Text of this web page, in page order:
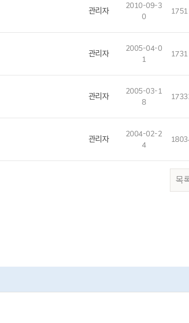
관리자
2010-09-3
0
관리자
2005-04-0
1
관리자
2005-03-1
8
관리자
2004-02-2
4
목